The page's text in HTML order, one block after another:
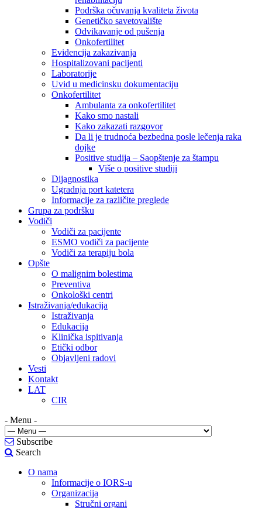
Podrška očuvanja kvaliteta života
Genetičko savetovalište
Odvikavanje od pušenja
Onkofertilitet
Evidencija zakazivanja
Hospitalizovani pacijenti
Laboratorije
Uvid u medicinsku dokumentaciju
Onkofertilitet
Ambulanta za onkofertilitet
Kako smo nastali
Kako zakazati razgovor
Da li je trudnoća bezbedna posle lečenja raka
dojke
Positive studija – Saopštenje za štampu
Više o positive studiji
Dijagnostika
Ugradnja port katetera
Informacije za različite preglede
Grupa za podršku
Vodiči
Vodiči za pacijente
ESMO vodiči za pacijente
Vodiči za terapiju bola
Opšte
O malignim bolestima
Preventiva
Onkološki centri
Istraživanja/edukacija
Istraživanja
Edukacija
Klinička ispitivanja
Etički odbor
Objavljeni radovi
Vesti
Kontakt
LAT
CIR
- Menu -
Subscribe
Search
O nama
Informacije o IORS-u
Organizacija
Stručni organi